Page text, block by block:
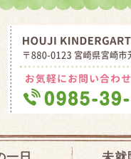
宮学園 芳士幼稚園・